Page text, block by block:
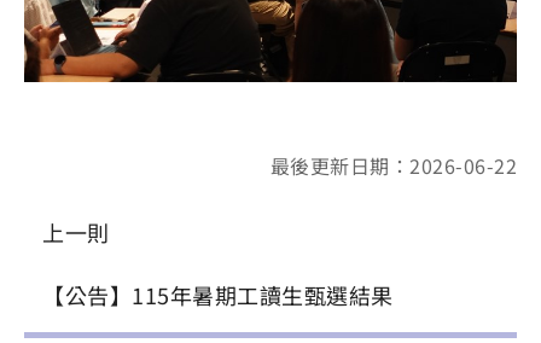
最後更新日期：2026-06-22
上一則
【公告】115年暑期工讀生甄選結果